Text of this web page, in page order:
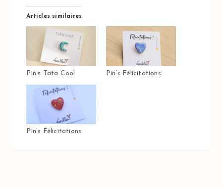
Articles similaires
Pin’s Tata Cool Pin’s Félicitations
Pin’s Félicitations